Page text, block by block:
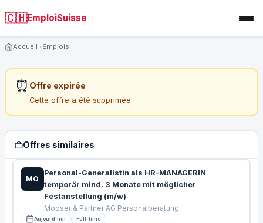
🇨🇭EmploiSuisse
Accueil Emplois
⏰ Offre expirée
Cette offre a été supprimée.
Offres similaires
MO
Personal-Generalistin als HR-MANAGERIN
temporär mind. 3 Monate mit möglicher
Festanstellung (m/w)
Mooser & Partner AG Personalberatung
Aujourd'hui Full-time